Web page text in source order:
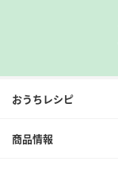
おうちレシピ
商品情報